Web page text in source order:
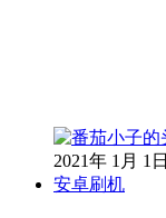
2021年 1月 1日
安卓刷机